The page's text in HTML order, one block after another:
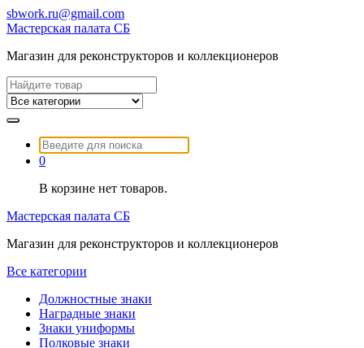
Перейти
к
sbwork.ru@gmail.com
Мастерская палата СБ
Магазин для реконструкторов и коллекционеров
Найти:
Найти:
0
В корзине нет товаров.
Мастерская палата СБ
Магазин для реконструкторов и коллекционеров
Все категории
Должностные знаки
Наградные знаки
Знаки униформы
Полковые знаки